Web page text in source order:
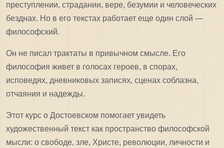
преступлении, страдании, вере, безумии и человеческих
безднах. Но в его текстах работает еще один слой —
философский.
Он не писал трактаты в привычном смысле. Его
философия живет в голосах героев, в спорах,
исповедях, дневниковых записях, сценах соблазна,
отчаяния и надежды.
Этот курс о Достоевском помогает увидеть
художественный текст как пространство философской
мысли: о свободе, зле, Христе, революции, личности и